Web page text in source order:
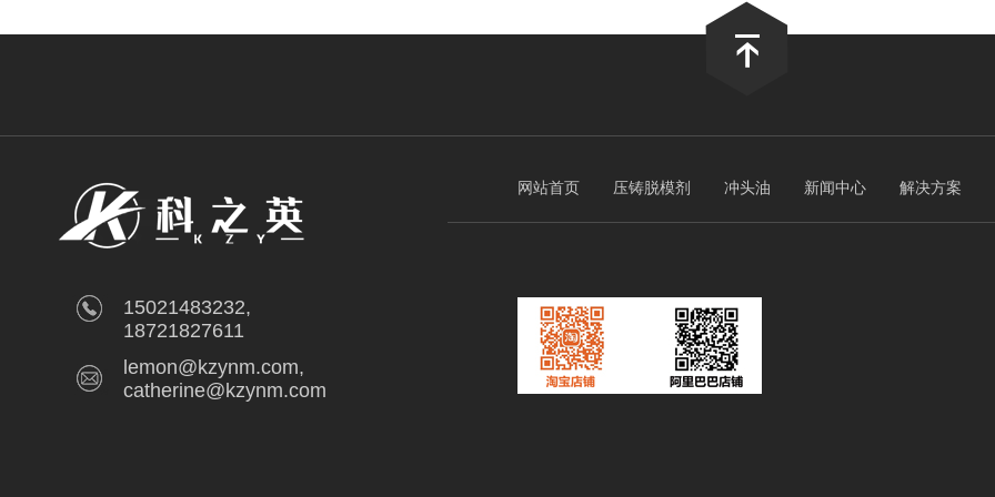
15021483232,
18721827611
lemon@kzynm.com,
catherine@kzynm.com
网站首页 压铸脱模剂 冲头油 新闻中心 解决方案